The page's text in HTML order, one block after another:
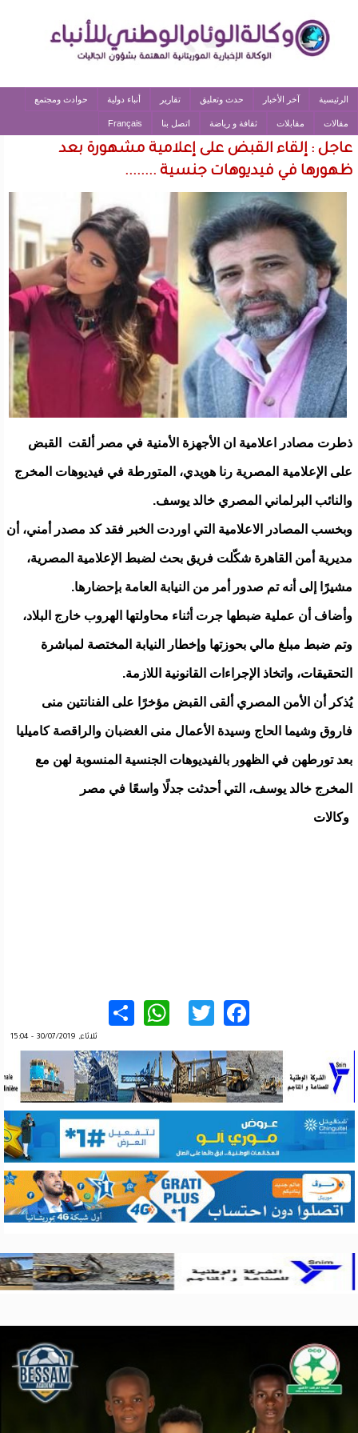
الرئيسية آخر الأخبار حدث وتعليق تقارير أنباء دولية حوادث ومجتمع
مقالات مقابلات ثقافة و رياضة اتصل بنا Français
عاجل : إلقاء القبض على إعلامية مشهورة بعد
ظهورها في فيديوهات جنسية ........
ذطرت مصادر اعلامية ان الأجهزة الأمنية في مصر ألقت القبض
على الإعلامية المصرية رنا هويدي، المتورطة في فيديوهات المخرج
والنائب البرلماني المصري خالد يوسف.
وبخسب المصادر الاعلامية التي اوردت الخبر فقد كد مصدر أمني، أن
مديرية أمن القاهرة شكّلت فريق بحث لضبط الإعلامية المصرية،
مشيرًا إلى أنه تم صدور أمر من النيابة العامة بإحضارها.
وأضاف أن عملية ضبطها جرت أثناء محاولتها الهروب خارج البلاد،
وتم ضبط مبلغ مالي بحوزتها وإخطار النيابة المختصة لمباشرة
التحقيقات، واتخاذ الإجراءات القانونية اللازمة.
يُذكر أن الأمن المصري ألقى القبض مؤخرًا على الفنانتين منى
فاروق وشيما الحاج وسيدة الأعمال منى الغضبان والراقصة كاميليا
بعد تورطهن في الظهور بالفيديوهات الجنسية المنسوبة لهن مع
المخرج خالد يوسف، التي أحدثت جدلًا واسعًا في مصر
وكالات
Facebook
Twitter
WhatsApp
ثلاثاء, 30/07/2019 - 15:04